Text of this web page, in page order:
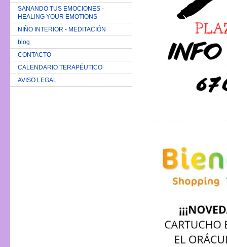
SANANDO TUS EMOCIONES -
HEALING YOUR EMOTIONS
NIÑO INTERIOR - MEDITACIÓN
blog
CONTACTO
CALENDARIO TERAPÉUTICO
AVISO LEGAL